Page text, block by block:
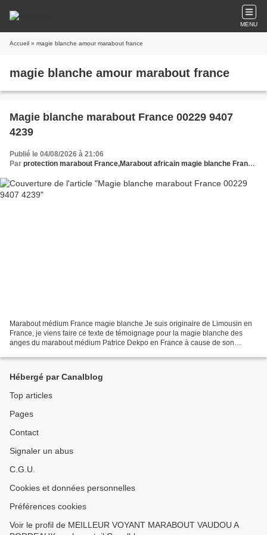
MENU
Accueil » magie blanche amour marabout france
magie blanche amour marabout france
Magie blanche marabout France 00229 9407
4239
Publié le 04/08/2026 à 21:06
Par protection marabout France,Marabout africain magie blanche France,Marabout médium sérieux magie blanche France,Magie blanche marabout France,Médium marabout magie blanche France,
Marabout médium France magie blanche Je suis originaire de Limousin en
France, je viens faire ce texte de témoignage pour la magie blanche des
anges du marabout médium Patrice Dekpo en France à cause de son
Hébergé par Canalblog
Top articles
Pages
Contact
Signaler un abus
C.G.U.
Cookies et données personnelles
Préférences cookies
Voir le profil de MEILLEUR VOYANT MARABOUT VAUDOU A